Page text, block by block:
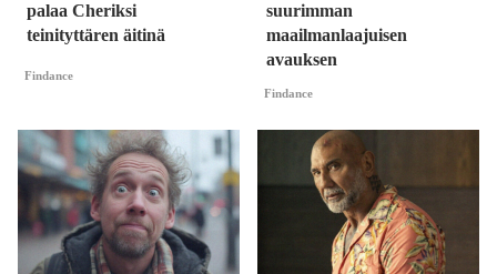
palaa Cheriksi
teinityttären äitinä
Findance
suurimman
maailmanlaajuisen
avauksen
Findance